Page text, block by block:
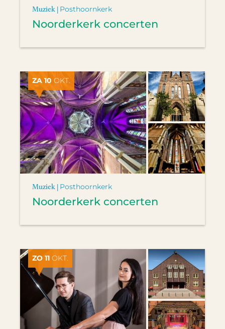
Muziek | Posthoornkerk
Noorderkerk concerten
ZA 10 OKT.
Muziek | Posthoornkerk
Noorderkerk concerten
ZO 11 OKT.